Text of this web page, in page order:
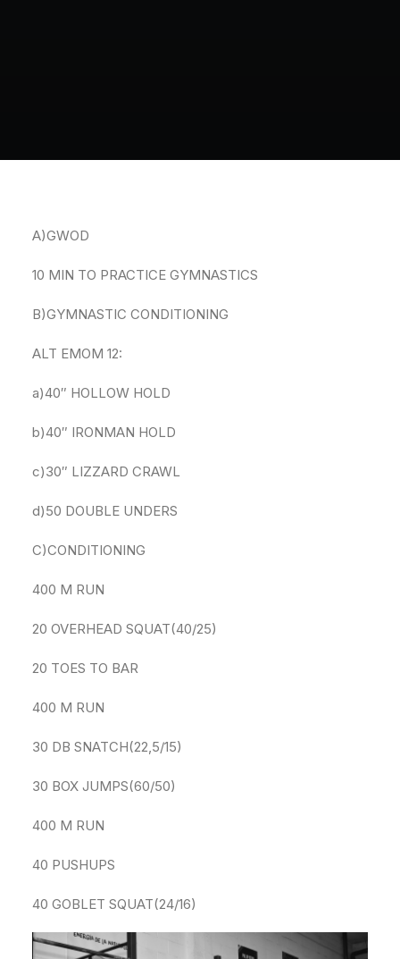
A)GWOD
10 MIN TO PRACTICE GYMNASTICS
B)GYMNASTIC CONDITIONING
ALT EMOM 12:
a)40″ HOLLOW HOLD
b)40″ IRONMAN HOLD
c)30″ LIZZARD CRAWL
d)50 DOUBLE UNDERS
C)CONDITIONING
400 M RUN
20 OVERHEAD SQUAT(40/25)
20 TOES TO BAR
400 M RUN
30 DB SNATCH(22,5/15)
30 BOX JUMPS(60/50)
400 M RUN
40 PUSHUPS
40 GOBLET SQUAT(24/16)